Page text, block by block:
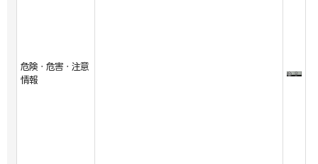
危険・危害・注意
情報